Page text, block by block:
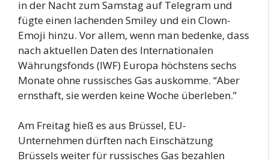
in der Nacht zum Samstag auf Telegram und
fügte einen lachenden Smiley und ein Clown-
Emoji hinzu. Vor allem, wenn man bedenke, dass
nach aktuellen Daten des Internationalen
Währungsfonds (IWF) Europa höchstens sechs
Monate ohne russisches Gas auskomme. “Aber
ernsthaft, sie werden keine Woche überleben.”
Am Freitag hieß es aus Brüssel, EU-
Unternehmen dürften nach Einschätzung
Brüssels weiter für russisches Gas bezahlen